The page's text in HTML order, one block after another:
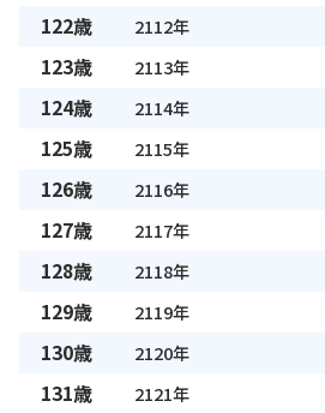
122歳 2112年
123歳 2113年
124歳 2114年
125歳 2115年
126歳 2116年
127歳 2117年
128歳 2118年
129歳 2119年
130歳 2120年
131歳 2121年